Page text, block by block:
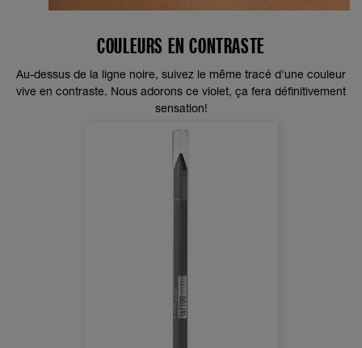
COULEURS EN CONTRASTE
Au-dessus de la ligne noire, suivez le même tracé d'une couleur
vive en contraste. Nous adorons ce violet, ça fera définitivement
sensation!